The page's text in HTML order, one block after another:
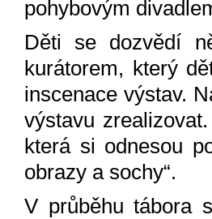
pohybovým
Děti se dozvědí
kurátorem, který
inscenace výstav.
výstavu
která si odnesou
obrazy a sochy“.
V průběhu tábora